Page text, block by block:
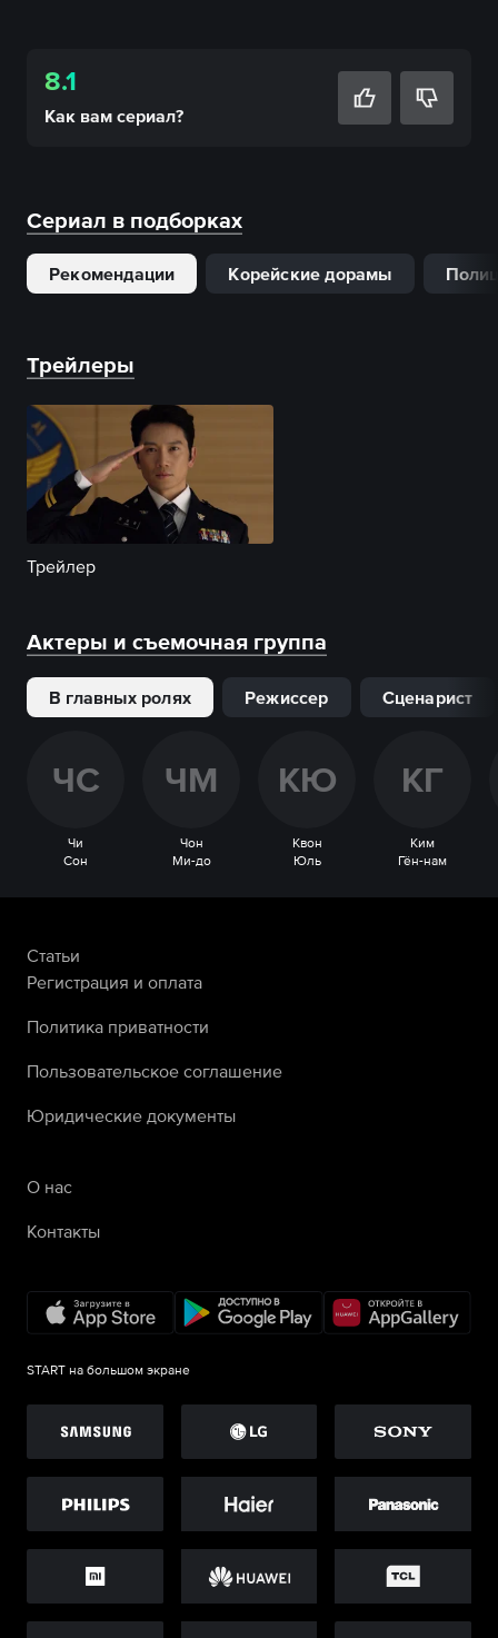
8.1
Как вам сериал?
Сериал в подборках
Рекомендации Корейские дорамы
Трейлеры
Трейлер
Актеры и съемочная группа
В главных ролях Режиссер Сценарист
ЧС
Чи
Сон
ЧМ
Чон
Ми-до
КЮ
Квон
Юль
КГ
Ким
Гён-нам
Статьи
Регистрация и оплата
Политика приватности
Пользовательское соглашение
Юридические документы
О нас
Контакты
START на большом экране